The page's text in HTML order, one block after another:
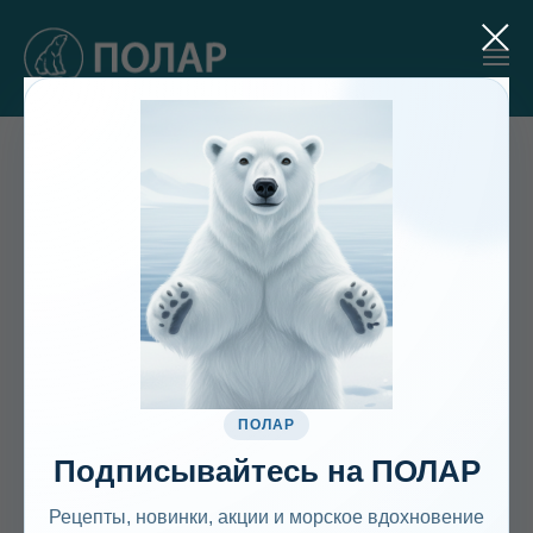
ПОЛАР
Подписывайтесь на ПОЛАР
Рецепты, новинки, акции и морское вдохновение
Рождеством!